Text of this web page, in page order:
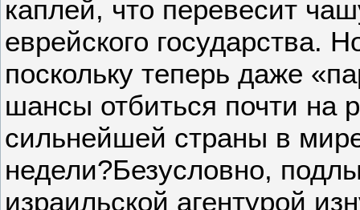
каплей, что перевесит
еврейского государства.
поскольку теперь даже
шансы отбиться почти на
сильнейшей страны в
недели?Безусловно,
израильской агентурой